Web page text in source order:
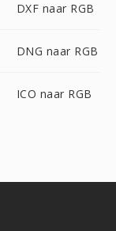
DXF naar RGB
DNG naar RGB
ICO naar RGB